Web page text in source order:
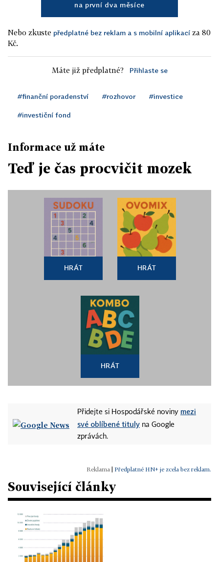
na první dva měsíce
Nebo zkuste předplatné bez reklam a s mobilní aplikací za 80
Kč.
Máte již předplatné? Přihlaste se
#finanční poradenství #rozhovor #investice
#investiční fond
Informace už máte
Teď je čas procvičit mozek
HRÁT HRÁT
HRÁT
Přidejte si Hospodářské noviny mezi
své oblíbené tituly na Google
zprávách.
Předplatné HN+ je zcela bez reklam.
Související články